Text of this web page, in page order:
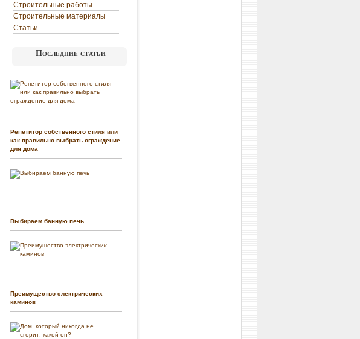
Строительные работы
Строительные материалы
Статьи
Последние статьи
Репетитор собственного стиля или
как правильно выбрать ограждение
для дома
Выбираем банную печь
Преимущество электрических
каминов